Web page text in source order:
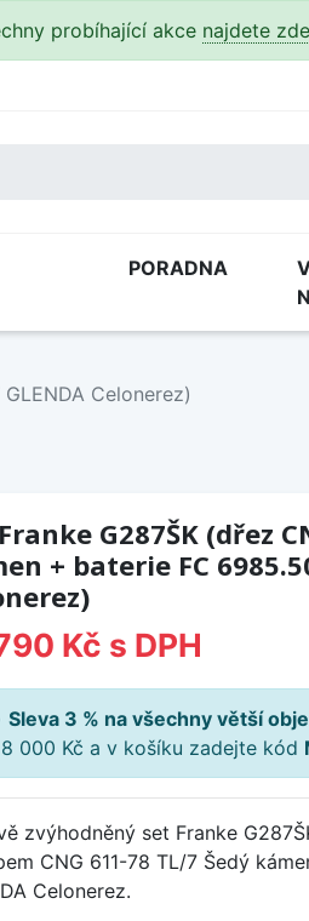
probíhající akce najdete zde
PORADNA
Celonerez)
G287ŠK (dřez
+ baterie FC
Kč s DPH
Sleva 3 % na všechny větší
000 Kč a v košíku zadejte kód
zvýhodněný set Franke
CNG 611-78 TL/7 Šedý
Celonerez.